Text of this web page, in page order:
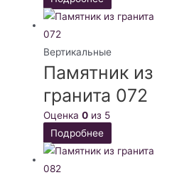
Вертикальные
Памятник из
гранита 072
Оценка0 из 5
Подробнее